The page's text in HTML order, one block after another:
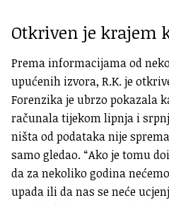
Otkriven je krajem
Prema informacijama od
upućenih izvora, R.K. je
Forenzika je ubrzo pokazala
računala tijekom lipnja i
ništa od podataka nije
samo gledao. “Ako je tomu
da za nekoliko godina
upada ili da nas se neće